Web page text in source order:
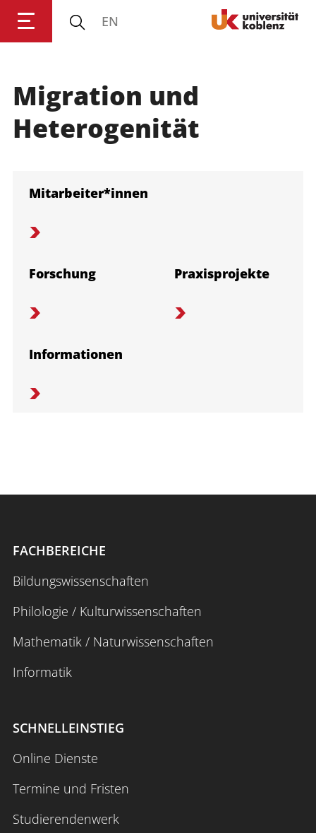
Anmelden Impressum Datenschutz
EN
Migration und
Heterogenität
Mitarbeiter*innen
Forschung Praxisprojekte
Informationen
FACHBEREICHE
Bildungswissenschaften
Philologie / Kulturwissenschaften
Mathematik / Naturwissenschaften
Informatik
SCHNELLEINSTIEG
Online Dienste
Termine und Fristen
Studierendenwerk